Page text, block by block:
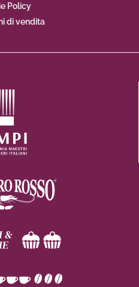
Policy
di vendita